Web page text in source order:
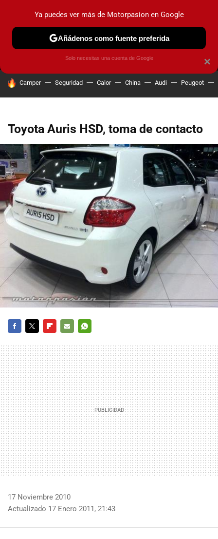
MENÚ NUEVO
COCHES ELÉCTRICOS OBSERVATORIO
HOY SE HABLA DE
Camper Seguridad Calor China Audi Peugeot
Toyota Auris HSD, toma de contacto
MAIL
17 Noviembre 2010
Actualizado 17 Enero 2011, 21:43
×
Ya puedes ver más de Motorpasion en Google
Añádenos como fuente preferida
Solo necesitas una cuenta de Google